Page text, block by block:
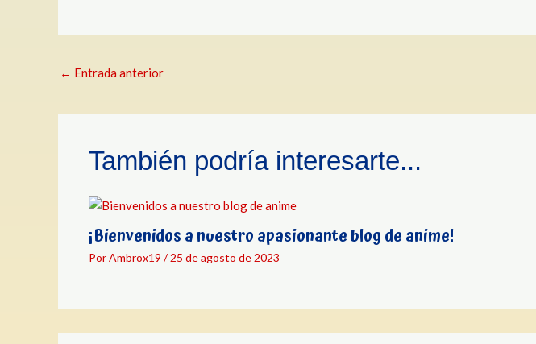
← Entrada anterior
También podría interesarte...
¡Bienvenidos a nuestro apasionante blog de anime!
PorAmbrox19 /25 de agosto de 2023